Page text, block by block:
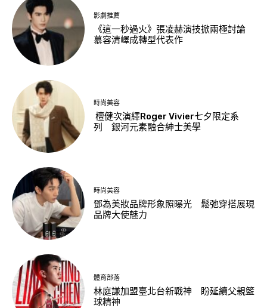
影劇推薦
《這一秒過火》張凌赫演技掀兩極討論
慕容清嶧成轉型代表作
時尚美容
檀健次演繹Roger Vivier七夕限定系
列 銀河元素融合紳士美學
時尚美容
鄧為美妝品牌形象照曝光 鬆弛穿搭展現
品牌大使魅力
體育部落
林庭謙加盟臺北台新戰神 盼延續父親籃
球精神